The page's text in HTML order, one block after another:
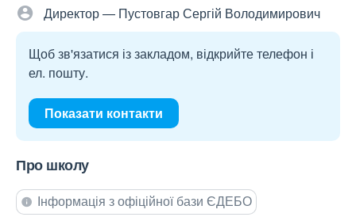
Директор — Пустовгар Сергій Володимирович
Щоб зв'язатися із закладом, відкрийте телефон і
ел. пошту.
Показати контакти
Про школу
Інформація з офіційної бази ЄДЕБО